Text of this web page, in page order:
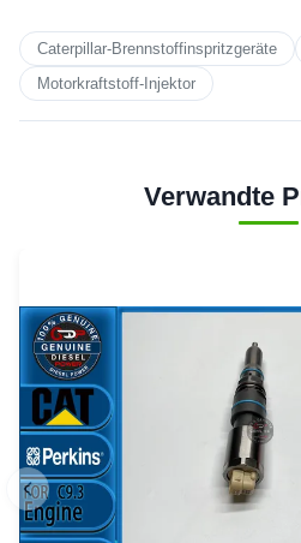
Caterpillar-Brennstoffinspritzgeräte
Motorkraftstoff-Injektor
Verwandte